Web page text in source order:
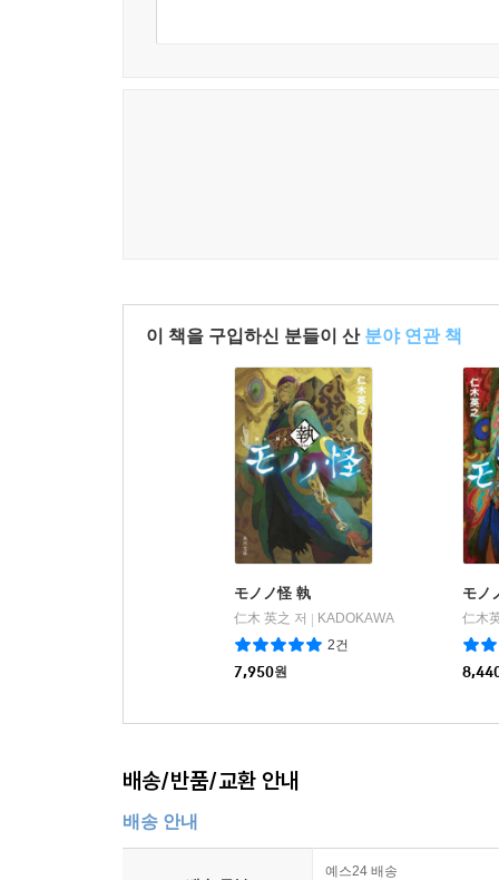
이 책을 구입하신 분들이 산 분야 연관 책
モノノ怪 執
仁木 英之 저
KADOKAWA
2건
7,950원
モノ
仁木
배송/반품/교환 안내
배송 안내
예스24 배송